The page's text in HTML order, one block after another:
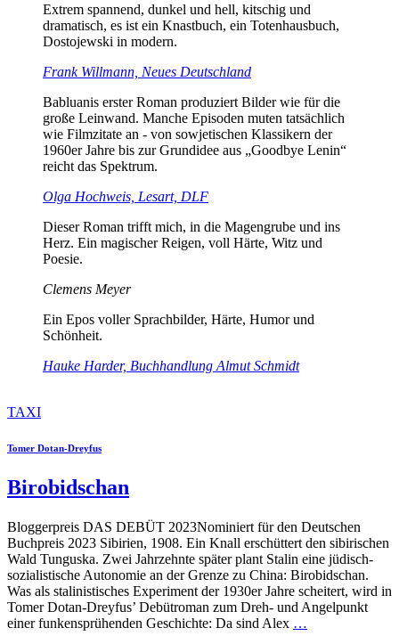
Extrem spannend, dunkel und hell, kitschig und
dramatisch, es ist ein Knastbuch, ein Totenhausbuch,
Dostojewski in modern.
Frank Willmann, Neues Deutschland
Babluanis erster Roman produziert Bilder wie für die
große Leinwand. Manche Episoden muten tatsächlich
wie Filmzitate an - von sowjetischen Klassikern der
1960er Jahre bis zur Grundidee aus „Goodbye Lenin“
reicht das Spektrum.
Olga Hochweis, Lesart, DLF
Dieser Roman trifft mich, in die Magengrube und ins
Herz. Ein magischer Reigen, voll Härte, Witz und
Poesie.
Clemens Meyer
Ein Epos voller Sprachbilder, Härte, Humor und
Schönheit.
Hauke Harder, Buchhandlung Almut Schmidt
TAXI
Tomer Dotan-Dreyfus
Birobidschan
Bloggerpreis DAS DEBÜT 2023Nominiert für den Deutschen
Buchpreis 2023 Sibirien, 1908. Ein Knall erschüttert den sibirischen
Wald Tunguska. Zwei Jahrzehnte später plant Stalin eine jüdisch-
sozialistische Autonomie an der Grenze zu China: Birobidschan.
Was als stalinistisches Experiment der 1930er Jahre scheitert, wird in
Tomer Dotan-Dreyfus’ Debütroman zum Dreh- und Angelpunkt
einer funkensprühenden Geschichte: Da sind Alex …